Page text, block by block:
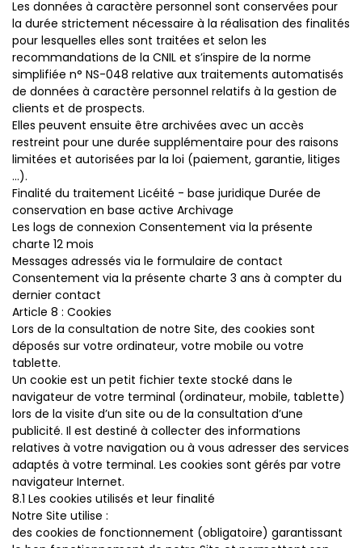
Les données à caractère personnel sont conservées pour
la durée strictement nécessaire à la réalisation des finalités
pour lesquelles elles sont traitées et selon les
recommandations de la CNIL et s’inspire de la norme
simplifiée n° NS-048 relative aux traitements automatisés
de données à caractère personnel relatifs à la gestion de
clients et de prospects.
Elles peuvent ensuite être archivées avec un accès
restreint pour une durée supplémentaire pour des raisons
limitées et autorisées par la loi (paiement, garantie, litiges
...).
Finalité du traitement Licéité - base juridique Durée de
conservation en base active Archivage
Les logs de connexion Consentement via la présente
charte 12 mois
Messages adressés via le formulaire de contact
Consentement via la présente charte 3 ans à compter du
dernier contact
Article 8 : Cookies
Lors de la consultation de notre Site, des cookies sont
déposés sur votre ordinateur, votre mobile ou votre
tablette.
Un cookie est un petit fichier texte stocké dans le
navigateur de votre terminal (ordinateur, mobile, tablette)
lors de la visite d’un site ou de la consultation d’une
publicité. Il est destiné à collecter des informations
relatives à votre navigation ou à vous adresser des services
adaptés à votre terminal. Les cookies sont gérés par votre
navigateur Internet.
8.1 Les cookies utilisés et leur finalité
Notre Site utilise :
des cookies de fonctionnement (obligatoire) garantissant